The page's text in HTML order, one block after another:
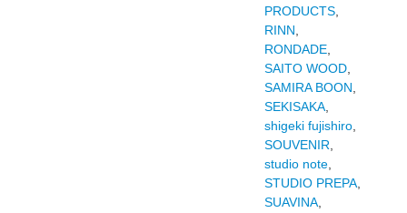
PRODUCTS,
RINN
RONDADE,
SAITO WOOD,
SAMIRA BOON
SEKISAKA,
shigeki fujishiro,
SOUVENIR
studio note,
STUDIO PREPA,
SUAVINA,